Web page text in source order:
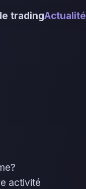
tradingActualité
activité